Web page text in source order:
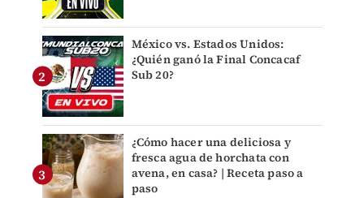
México vs. Estados Unidos:
¿Quién ganó la Final Concacaf
Sub 20?
¿Cómo hacer una deliciosa y
fresca agua de horchata con
avena, en casa? | Receta paso a
paso